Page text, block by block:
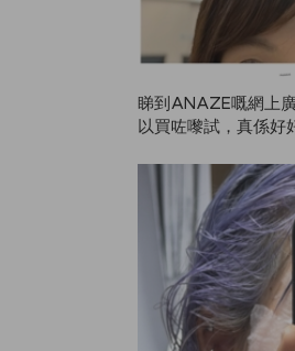
睇到ANAZE嘅網上
以買咗嚟試，真係好
品好難控制份量。
明，獨立包裝好易
好，唔會太淺亦唔